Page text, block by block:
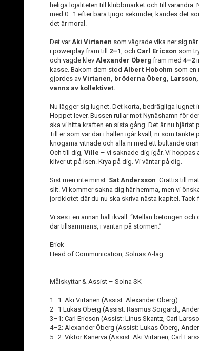
heliga lojaliteten till klubbmärket och till
med 0–1 efter bara tjugo sekunder, kändes det
det är moral.
Det varAki Virtanen som vägrade vika ner sig
i powerplay fram till 2–1, och Carl Ericson som
och vägde klev Alexander Öberg fram med 4–2
kasse. Bakom dem stod Albert Hobohm som en
gjordes av Virtanen, bröderna Öberg,
vanns av kollektivet.
Nu lägger sig lugnet. Det korta, bedrägliga lugnet
Hoppet lever. Bussen rullar mot Nynäshamn för
ska vi hitta kraften en sista gång. Det är nu hjärtat
Till er som var där i hallen igår kväll, ni som
knogarna vitnade och alla ni med ett bultande
Och till dig, Ville – vi saknade dig igår. Vi hoppas
kliver ut på isen. Krya på dig. Vi väntar på dig.
Sist men inte minst: Sat Andersson. Grattis till
slit. Vi kommer sakna dig här hemma, men vi
jordklotet där du nu ska skriva nästa kapitel. Tack
Vi ses i en annan hall ikväll. “Mellan betongen
där tillsammans, i väntan på stormen.”
Erick
Head of Communication, Solnas A-lag
Målskyttar & Assist – Solna SK
1–1: Aki Virtanen (Assist: Alexander Öberg)
2–1 Lukas Öberg (Assist: Rasmus Sörgardt,
3–1: Carl Ericson (Assist: Linus Skantz, Carl
4–2: Alexander Öberg (Assist: Lukas Öberg,
5–2: Viktor Kanerva (Assist: Aki Virtanen, Carl